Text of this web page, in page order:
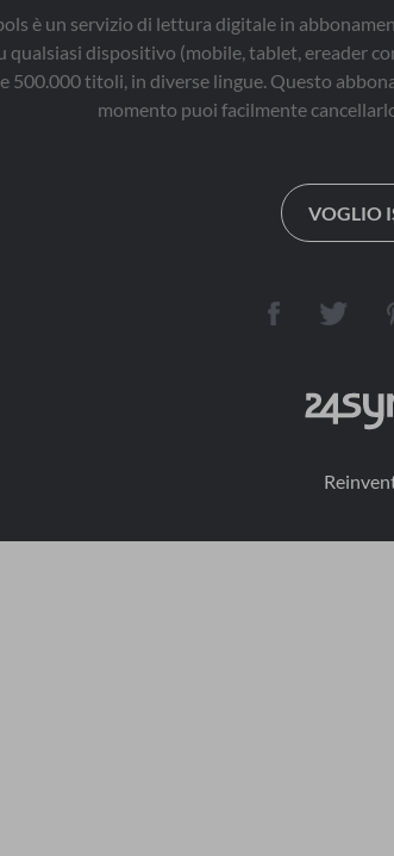
è un servizio di lettura digitale in
qualsiasi dispositivo (mobile, tablet, ereader
500.000 titoli, in diverse lingue. Questo
momento puoi facilmente
VOGLIO